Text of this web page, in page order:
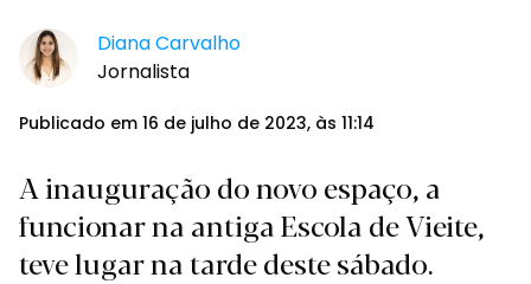
Diana Carvalho
Jornalista
Publicado em 16 de julho de 2023, às 11:14
A inauguração do novo espaço, a
funcionar na antiga Escola de Vieite,
teve lugar na tarde deste sábado.